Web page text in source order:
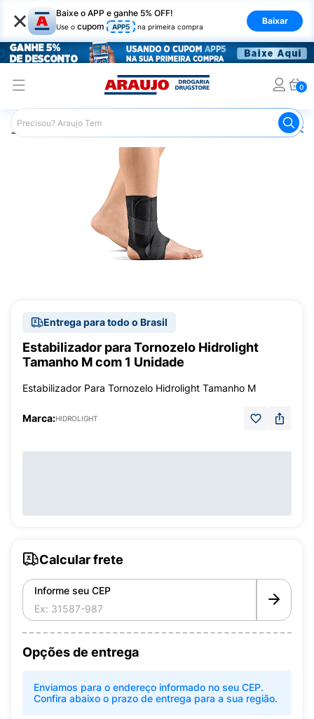
× Baixe o APP e ganhe 5% OFF!
Use o cupom APP5 na primeira compra
Baixar
0
Araujo Saúde e Bem Estar
Entrega para todo o Brasil
Estabilizador para Tornozelo Hidrolight
Tamanho M com 1 Unidade
Estabilizador Para Tornozelo Hidrolight Tamanho M
Marca:HIDROLIGHT
Calcular frete
Informe seu CEP
Opções de entrega
Enviamos para o endereço informado no seu CEP.
Confira abaixo o prazo de entrega para a sua região.